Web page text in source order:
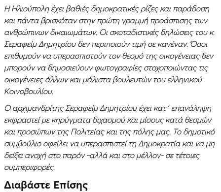
Η Ηλιούπολη έχει βαθιές δημοκρατικές ρίζες και παράδοση
και πάντα βρισκόταν στην πρώτη γραμμή προάσπισης των
ανθρώπινων δικαιωμάτων. Οι σκοταδιστικές δηλώσεις του κ.
Σεραφείμ Δημητρίου δεν περιποιούν τιμή σε κανέναν. Όσοι
επιθυμούν να υπερασπιστούν τον θεσμό της οικογένειας δεν
μπορούν να δημοσιεύουν φωτογραφίες στοχοποιώντας τις
οικογένειες άλλων και μάλιστα βουλευτών του ελληνικού
Κοινοβουλίου.
Ο αρχιμανδρίτης Σεραφείμ Δημητρίου έχει κατ΄ επανάληψη
εκφραστεί με κηρύγματα διχασμού και μίσους κατά θεσμών
και προσώπων της Πολιτείας και της πόλης μας. Το δημοτικό
συμβούλιο οφείλει να υπερασπιστεί τη Δημοκρατία και να μη
δείξει ανοχή στο παρόν -αλλά και στο μέλλον- σε τέτοιες
συμπεριφορές.
Διαβάστε Επίσης